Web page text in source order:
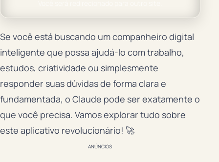
Se você está buscando um companheiro digital
inteligente que possa ajudá-lo com trabalho,
estudos, criatividade ou simplesmente
responder suas dúvidas de forma clara e
fundamentada, o Claude pode ser exatamente o
que você precisa. Vamos explorar tudo sobre
este aplicativo revolucionário! 🚀
ANÚNCIOS